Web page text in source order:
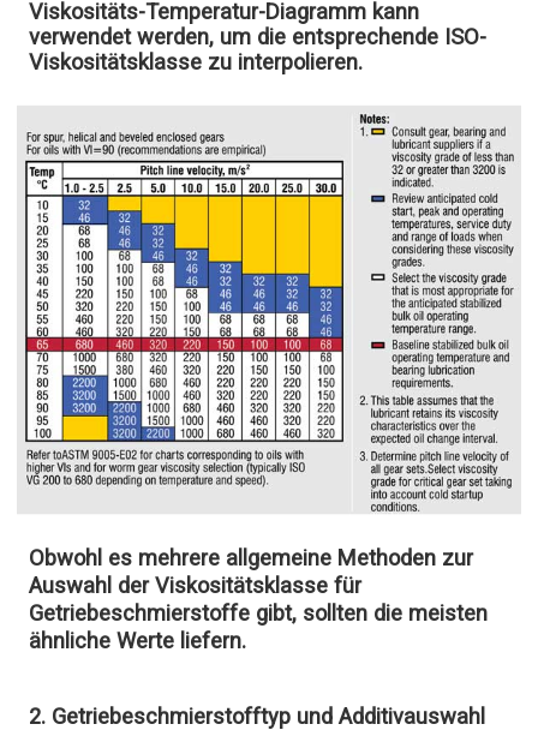
Viskositäts-Temperatur-Diagramm kann
verwendet werden, um die entsprechende ISO-
Viskositätsklasse zu interpolieren.
Obwohl es mehrere allgemeine Methoden zur
Auswahl der Viskositätsklasse für
Getriebeschmierstoffe gibt, sollten die meisten
ähnliche Werte liefern.
2. Getriebeschmierstofftyp und Additivauswahl